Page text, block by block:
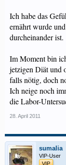
Ich habe das
ernährt wurde
durcheinander ist.
Im Moment bin
jetzigen Diät und
falls nötig, doch
Ich neige noch
die Labor-
28. April 2011
sumalia
VIP-User
VIP